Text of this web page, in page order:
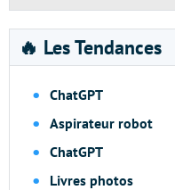
🔥 Les Tendances
ChatGPT
Aspirateur robot
ChatGPT
Livres photos